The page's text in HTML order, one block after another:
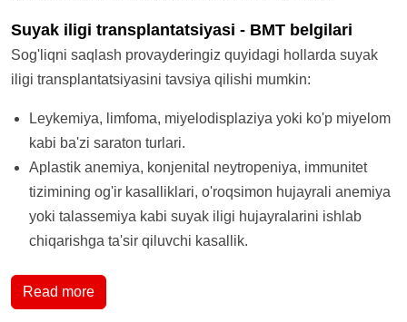
Suyak iligi transplantatsiyasi - BMT belgilari
Sog'liqni saqlash provayderingiz quyidagi hollarda suyak
iligi transplantatsiyasini tavsiya qilishi mumkin:
Leykemiya, limfoma, miyelodisplaziya yoki ko'p miyelom
kabi ba'zi saraton turlari.
Aplastik anemiya, konjenital neytropeniya, immunitet
tizimining og'ir kasalliklari, o'roqsimon hujayrali anemiya
yoki talassemiya kabi suyak iligi hujayralarini ishlab
chiqarishga ta'sir qiluvchi kasallik.
Read more